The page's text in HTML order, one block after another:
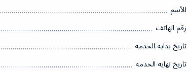
الأسم
رقم الهاتف
تاريخ بدايه الخدمه
تاريخ نهايه الخدمه